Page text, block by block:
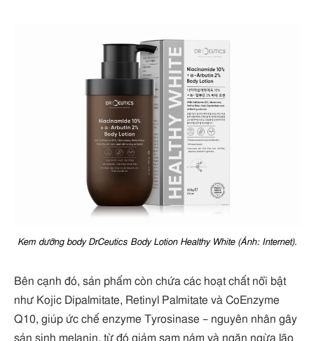
Kem dưỡng body DrCeutics Body Lotion Healthy White (Ảnh: Internet).
Bên cạnh đó, sản phẩm còn chứa các hoạt chất nổi bật
như Kojic Dipalmitate, Retinyl Palmitate và CoEnzyme
Q10, giúp ức chế enzyme Tyrosinase – nguyên nhân gây
sản sinh melanin, từ đó giảm sạm nám và ngăn ngừa lão